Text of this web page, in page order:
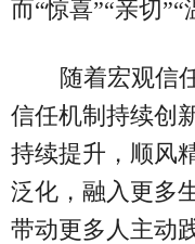
而“惊喜”“亲切”“
随着宏观信
信任机制持续创
持续提升，顺风
泛化，融入更多
带动更多人主动